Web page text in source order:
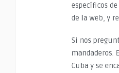
específicos
de la web, y
Si nos
mandaderos.
Cuba y se